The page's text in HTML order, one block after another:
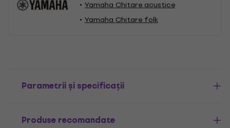
Yamaha Chitare acustice
Yamaha Chitare folk
Parametrii și specificații
Produse recomandate